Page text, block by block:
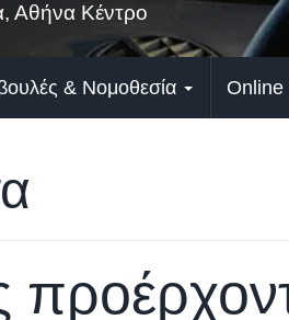
Αθήνα Κέντρο
& Νομοθεσία Online